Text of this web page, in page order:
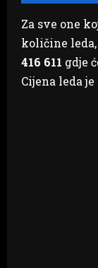
Za sve one
količine
416 611 gdje
Cijena leda je